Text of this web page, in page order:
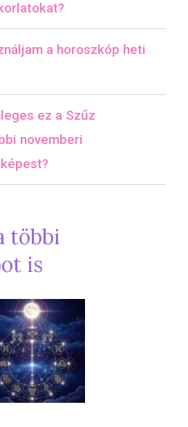
a horoszkóp heti
ez a Szűz
novemberi
többi
is